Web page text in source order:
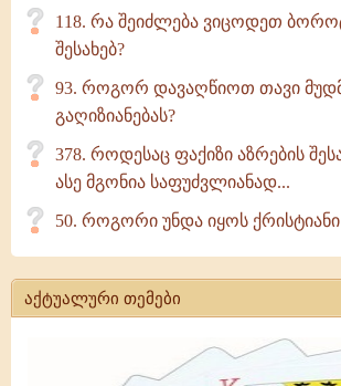
118. რა შეიძლება ვიცოდეთ
შესახებ?
93. როგორ დავაღწიოთ თავი
გაღიზიანებას?
378. როდესაც ფაქიზი აზრების
ასე მგონია საფუძვლიანად...
50. როგორი უნდა იყოს
აქტუალური თემები